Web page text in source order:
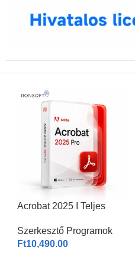
Acrobat 2025 I Teljes
Szerkesztő Programok
Ft10,490.00